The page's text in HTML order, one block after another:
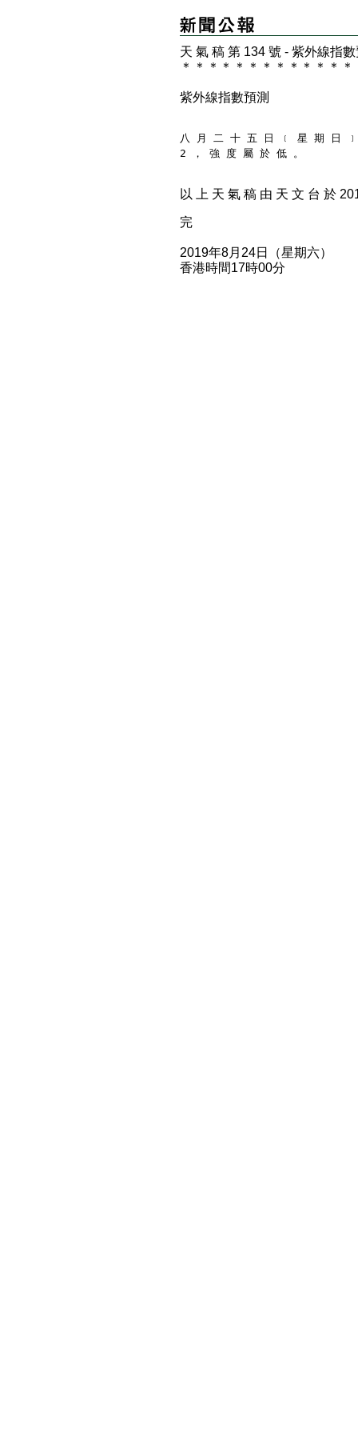
天 氣 稿 第 134 號 - 紫外線指
＊
＊ ＊ ＊ ＊ ＊ ＊ ＊ ＊ ＊ ＊ ＊ ＊
紫外線指數預測
八 月 二 十 五 日 ﹝ 星 期 日
2 ， 強 度 屬 於 低 。
以 上 天 氣 稿 由 天 文 台 於
完
2019年8月24日（星期六）
香港時間17時00分